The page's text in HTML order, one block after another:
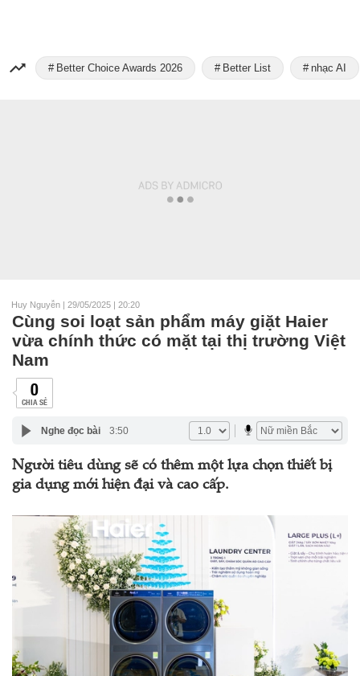
Better Choice Awards 2026 Better List nhạc AI
Huy Nguyễn | 29/05/2025 | 20:20
Cùng soi loạt sản phẩm máy giặt Haier
vừa chính thức có mặt tại thị trường Việt
Nam
0
CHIA SẺ
Nghe đọc bài 3:50
Người tiêu dùng sẽ có thêm một lựa chọn thiết bị
gia dụng mới hiện đại và cao cấp.